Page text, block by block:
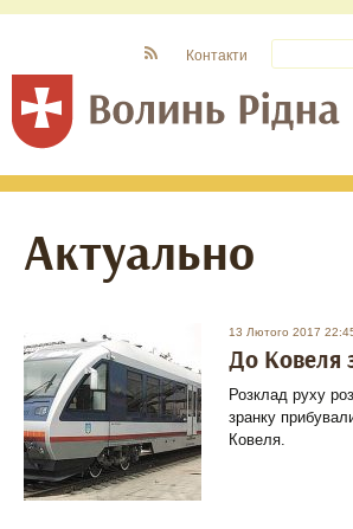
Контакти
Актуально
13 Лютого 2017
До Ковеля
Розклад руху
зранку
Ковеля.